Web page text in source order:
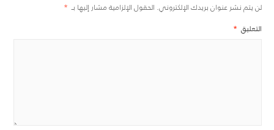
لن يتم نشر عنوان بريدك الإلكتروني. الحقول الإلزامية مشار إليها بـ *
التعليق *